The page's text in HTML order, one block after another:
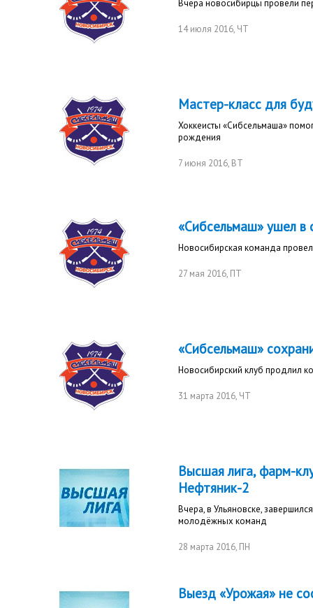
Вчера новосибирцы провели
14 июля 2016, ЧТ
Мастер-класс для
Хоккеисты «Сибсельмаша»
рождения
7 июня 2016, ВТ
«Сибсельмаш» ушел в
Новосибирская команда
27 мая 2016, ПТ
«Сибсельмаш»
Новосибирский клуб продлил
31 марта 2016, ЧТ
Высшая лига, фарм-
Нефтяник-2
Вчера, в Ульяновске,
молодёжных команд
28 марта 2016, ПН
Выезд «Урожая» не